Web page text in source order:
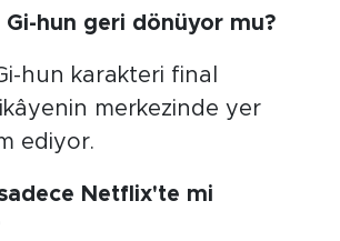
Gi-hun geri dönüyor mu?
hun karakteri final
merkezinde yer
ediyor.
Netflix'te mi